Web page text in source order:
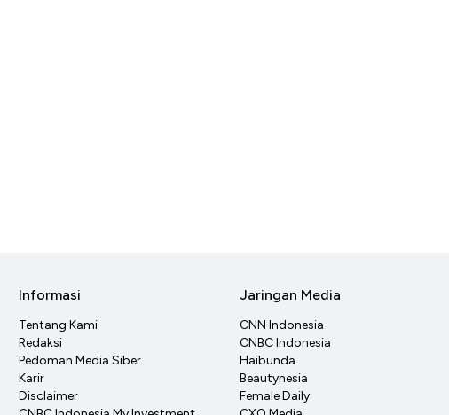
Informasi
Tentang Kami
Redaksi
Pedoman Media Siber
Karir
Disclaimer
Jaringan Media
CNN Indonesia
CNBC Indonesia
Haibunda
Beautynesia
Female Daily